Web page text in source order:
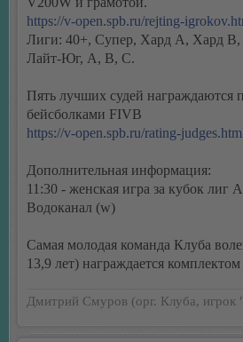
https://v-open.spb.ru/rejting-
Лиги: 40+, Супер, Хард А, Хард
Лайт-Юг, А, В, С.
Пять лучших судей
бейсболками FIVB
https://v-open.spb.ru/rating-
Дополнительная информация:
11:30 - женская игра за кубок
Водоканал (w)
Самая молодая команда Клуба
13,9 лет) награждается
Дмитрий Смуров (орг. Клуба,